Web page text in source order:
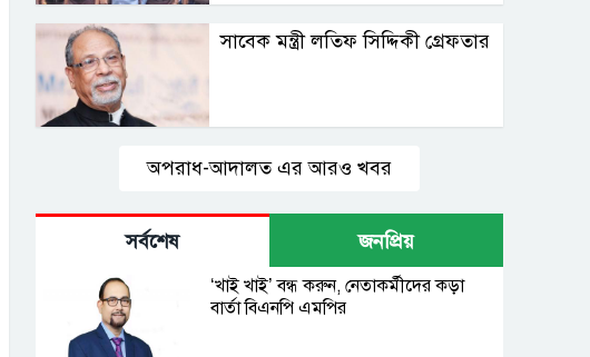
সাবেক মন্ত্রী লতিফ সিদ্দিকী গ্রেফতার
অপরাধ-আদালত এর আরও খবর
সর্বশেষ জনপ্রিয়
‘খাই খাই’ বন্ধ করুন, নেতাকর্মীদের কড়া
বার্তা বিএনপি এমপির